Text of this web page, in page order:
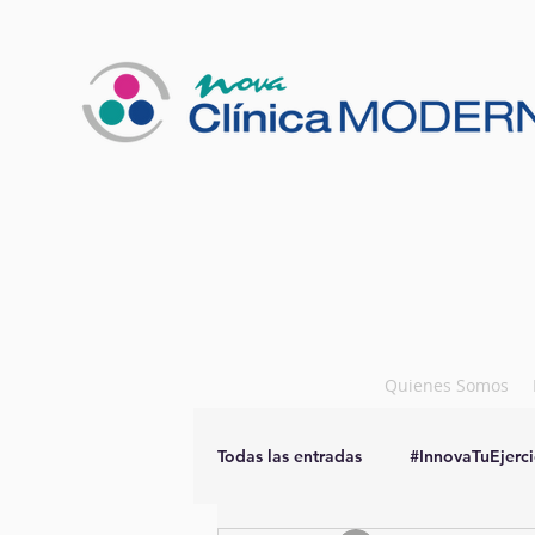
Quienes Somos
Todas las entradas